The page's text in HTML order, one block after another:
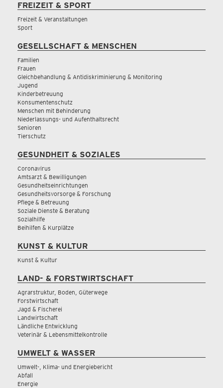
FREIZEIT & SPORT
Freizeit & Veranstaltungen
Sport
GESELLSCHAFT & MENSCHEN
Familien
Frauen
Gleichbehandlung & Antidiskriminierung & Monitoring
Jugend
Kinderbetreuung
Konsumentenschutz
Menschen mit Behinderung
Niederlassungs- und Aufenthaltsrecht
Senioren
Tierschutz
GESUNDHEIT & SOZIALES
Coronavirus
Amtsarzt & Bewilligungen
Gesundheitseinrichtungen
Gesundheitsvorsorge & Forschung
Pflege & Betreuung
Soziale Dienste & Beratung
Sozialhilfe
Beihilfen & Kurplätze
KUNST & KULTUR
Kunst & Kultur
LAND- & FORSTWIRTSCHAFT
Agrarstruktur, Boden, Güterwege
Forstwirtschaft
Jagd & Fischerei
Landwirtschaft
Ländliche Entwicklung
Veterinär & Lebensmittelkontrolle
UMWELT & WASSER
Umwelt-, Klima- und Energiebericht
Abfall
Energie